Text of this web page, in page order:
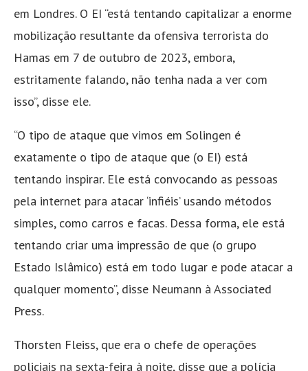
em Londres. O EI “está tentando capitalizar a enorme
mobilização resultante da ofensiva terrorista do
Hamas em 7 de outubro de 2023, embora,
estritamente falando, não tenha nada a ver com
isso”, disse ele.
“O tipo de ataque que vimos em Solingen é
exatamente o tipo de ataque que (o EI) está
tentando inspirar. Ele está convocando as pessoas
pela internet para atacar ‘infiéis’ usando métodos
simples, como carros e facas. Dessa forma, ele está
tentando criar uma impressão de que (o grupo
Estado Islâmico) está em todo lugar e pode atacar a
qualquer momento”, disse Neumann à Associated
Press.
Thorsten Fleiss, que era o chefe de operações
policiais na sexta-feira à noite, disse que a polícia